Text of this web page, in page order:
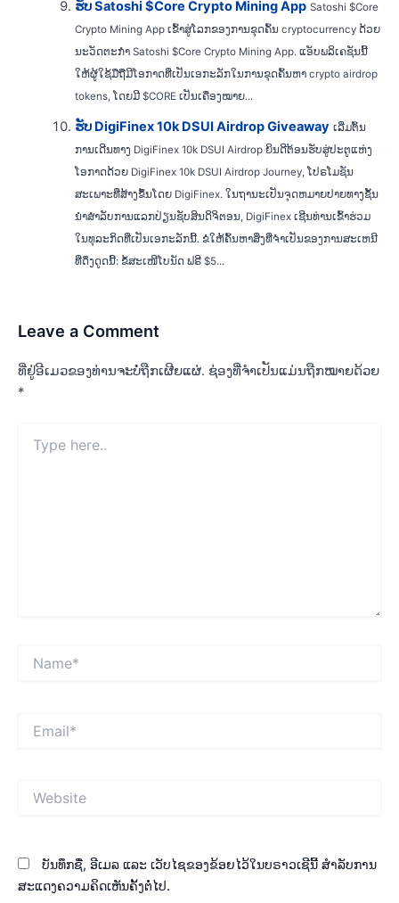
ຮັບ Satoshi $Core Crypto Mining App Satoshi $Core
Crypto Mining App ເຂົ້າສູ່ໂລກຂອງການຂຸດຄົ້ນ cryptocurrency ດ້ວຍ
ນະວັດຕະກໍາ Satoshi $Core Crypto Mining App. ແອັບພລິເຄຊັນນີ້
ໃຫ້ຜູ້ໃຊ້ມືຖືມີໂອກາດທີ່ເປັນເອກະລັກໃນການຂຸດຄົ້ນຫາ crypto airdrop
tokens, ໂດຍມີ $CORE ເປັນເຄື່ອງໝາຍ...
ຮັບ DigiFinex 10k DSUI Airdrop Giveaway ເລີ່ມຕົ້ນ
ການເດີນທາງ DigiFinex 10k DSUI Airdrop ຍິນດີຕ້ອນຮັບສູ່ປະຕູແຫ່ງ
ໂອກາດດ້ວຍ DigiFinex 10k DSUI Airdrop Journey, ໂປຣໂມຊັນ
ສະເພາະທີ່ສ້າງຂຶ້ນໂດຍ DigiFinex. ໃນຖານະເປັນຈຸດຫມາຍປາຍທາງຊັ້ນ
ນໍາສໍາລັບການແລກປ່ຽນຊັບສິນດິຈິຕອນ, DigiFinex ເຊີນທ່ານເຂົ້າຮ່ວມ
ໃນທຸລະກິດທີ່ເປັນເອກະລັກນີ້. ຂໍໃຫ້ຄົ້ນຫາສິ່ງທີ່ຈໍາເປັນຂອງການສະເຫນີ
ທີ່ດຶງດູດນີ້: ຂໍ້ສະເໜີໂບນັດ ຟຣີ $5...
Leave a Comment
ທີ່ຢູ່ອີເມວຂອງທ່ານຈະບໍ່ຖືກເຜີຍແຜ່. ຊ່ອງທີ່ຈຳເປັນແມ່ນຖືກໝາຍດ້ວຍ
*
here..
ບັນທຶກຊື່, ອີເມລ ແລະ ເວັບໄຊຂອງຂ້ອຍໄວ້ໃນບຣາວເຊີນີ້ ສຳລັບການ
ສະແດງຄວາມຄິດເຫັນຄັ້ງຕໍ່ໄປ.